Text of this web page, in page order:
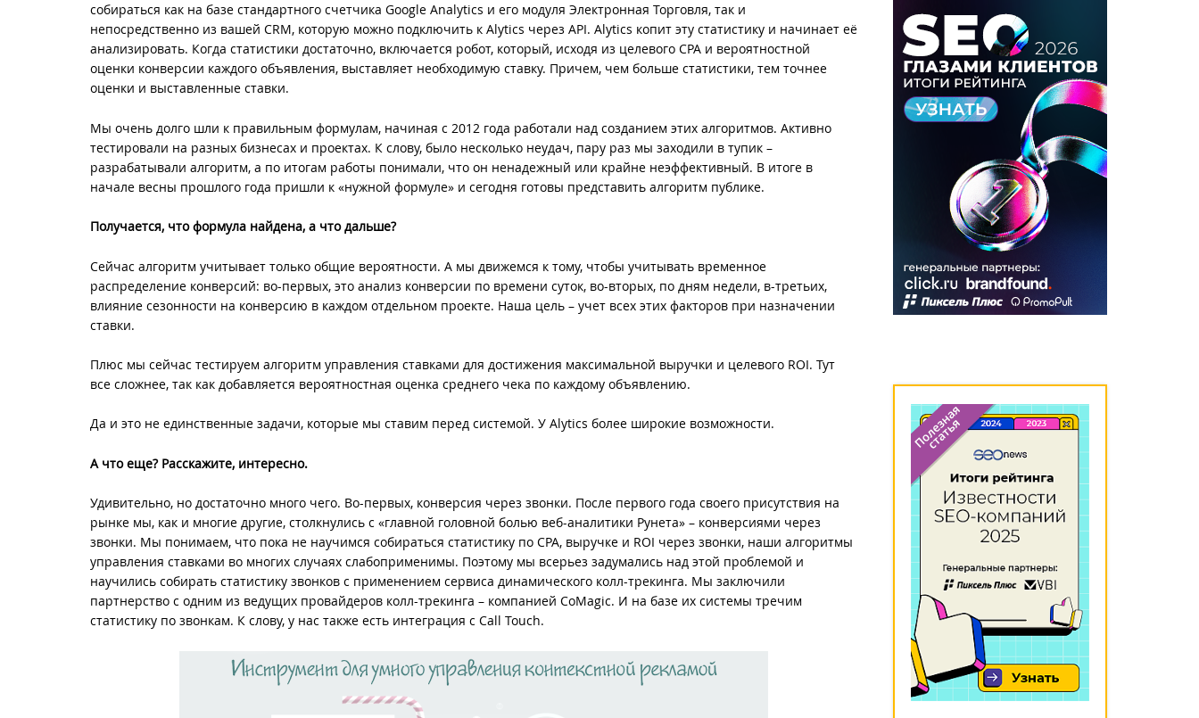
собираться как на базе стандартного счетчика Google Analytics и его модуля Электронная Торговля, так и
непосредственно из вашей CRM, которую можно подключить к Alytics через API. Alytics копит эту статистику и начинает её
анализировать. Когда статистики достаточно, включается робот, который, исходя из целевого CPA и вероятностной
оценки конверсии каждого объявления, выставляет необходимую ставку. Причем, чем больше статистики, тем точнее
оценки и выставленные ставки.
Мы очень долго шли к правильным формулам, начиная с 2012 года работали над созданием этих алгоритмов. Активно
тестировали на разных бизнесах и проектах. К слову, было несколько неудач, пару раз мы заходили в тупик –
разрабатывали алгоритм, а по итогам работы понимали, что он ненадежный или крайне неэффективный. В итоге в
начале весны прошлого года пришли к «нужной формуле» и сегодня готовы представить алгоритм публике.
Получается, что формула найдена, а что дальше?
Сейчас алгоритм учитывает только общие вероятности. А мы движемся к тому, чтобы учитывать временное
распределение конверсий: во-первых, это анализ конверсии по времени суток, во-вторых, по дням недели, в-третьих,
влияние сезонности на конверсию в каждом отдельном проекте. Наша цель – учет всех этих факторов при назначении
ставки.
Плюс мы сейчас тестируем алгоритм управления ставками для достижения максимальной выручки и целевого ROI. Тут
все сложнее, так как добавляется вероятностная оценка среднего чека по каждому объявлению.
Да и это не единственные задачи, которые мы ставим перед системой. У Alytics более широкие возможности.
А что еще? Расскажите, интересно.
Удивительно, но достаточно много чего. Во-первых, конверсия через звонки. После первого года своего присутствия на
рынке мы, как и многие другие, столкнулись с «главной головной болью веб-аналитики Рунета» – конверсиями через
звонки. Мы понимаем, что пока не научимся собираться статистику по CPA, выручке и ROI через звонки, наши алгоритмы
управления ставками во многих случаях слабоприменимы. Поэтому мы всерьез задумались над этой проблемой и
научились собирать статистику звонков с применением сервиса динамического колл-трекинга. Мы заключили
партнерство с одним из ведущих провайдеров колл-трекинга – компанией CoMagic. И на базе их системы тречим
статистику по звонкам. К слову, у нас также есть интеграция с Call Touch.